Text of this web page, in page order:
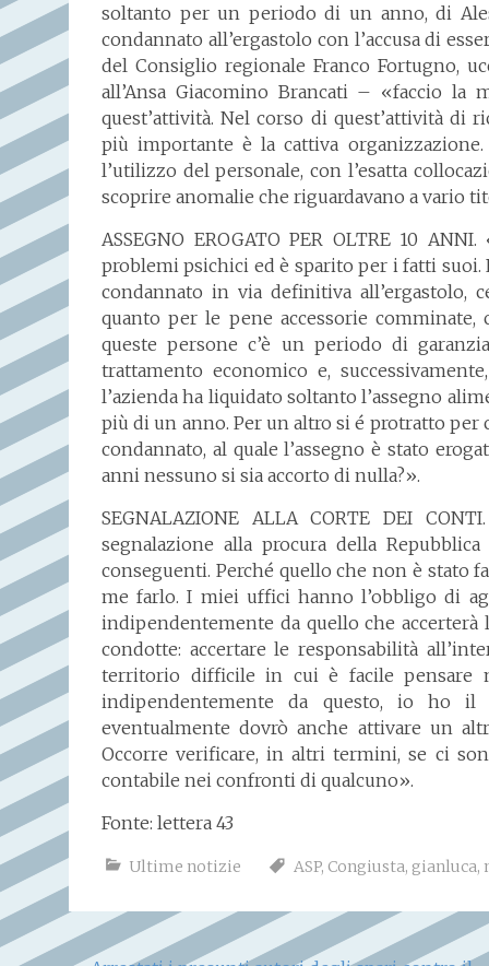
soltanto per un periodo di un anno, di
condannato all’ergastolo con l’accusa di
del Consiglio regionale Franco Fortugno,
all’Ansa Giacomino Brancati – «faccio la
quest’attività. Nel corso di quest’attività di
più importante è la cattiva
l’utilizzo del personale, con l’esatta
scoprire anomalie che riguardavano a vario
ASSEGNO EROGATO PER OLTRE 10
problemi psichici ed è sparito per i fatti suoi.
condannato in via definitiva all’ergastolo,
quanto per le pene accessorie
queste persone c’è un periodo di
trattamento economico e,
l’azienda ha liquidato soltanto l’assegno
più di un anno. Per un altro si é protratto per
condannato, al quale l’assegno è stato
anni nessuno si sia accorto di nulla?».
SEGNALAZIONE ALLA CORTE DEI
segnalazione alla procura della
conseguenti. Perché quello che non è stato
me farlo. I miei uffici hanno l’obbligo di
indipendentemente da quello che
condotte: accertare le responsabilità
territorio difficile in cui è facile pensare
indipendentemente da questo, io ho il
eventualmente dovrò anche attivare un
Occorre verificare, in altri termini, se ci
contabile nei confronti di qualcuno».
Fonte: lettera 43
Ultime notizie ASP, Congiusta, gianluca,